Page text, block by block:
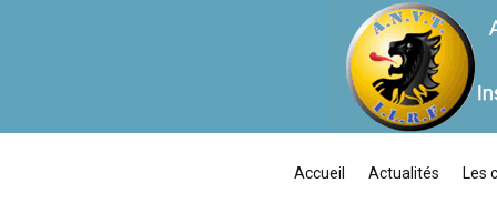
Accueil Actualités Les